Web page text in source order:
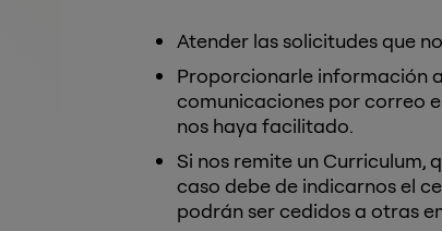
Atender las solicitudes que
Proporcionarle información
comunicaciones por correo
nos haya facilitado.
Si nos remite un Curriculum,
caso debe de indicarnos el
podrán ser cedidos a otras